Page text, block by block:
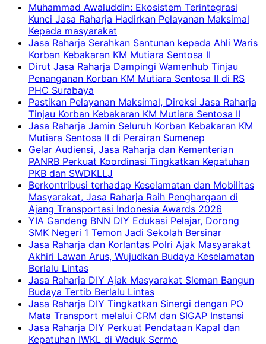
Muhammad Awaluddin: Ekosistem Terintegrasi
Kunci Jasa Raharja Hadirkan Pelayanan Maksimal
Kepada masyarakat
Jasa Raharja Serahkan Santunan kepada Ahli Waris
Korban Kebakaran KM Mutiara Sentosa II
Dirut Jasa Raharja Dampingi Wamenhub Tinjau
Penanganan Korban KM Mutiara Sentosa II di RS
PHC Surabaya
Pastikan Pelayanan Maksimal, Direksi Jasa Raharja
Tinjau Korban Kebakaran KM Mutiara Sentosa II
Jasa Raharja Jamin Seluruh Korban Kebakaran KM
Mutiara Sentosa II di Perairan Sumenep
Gelar Audiensi, Jasa Raharja dan Kementerian
PANRB Perkuat Koordinasi Tingkatkan Kepatuhan
PKB dan SWDKLLJ
Berkontribusi terhadap Keselamatan dan Mobilitas
Masyarakat, Jasa Raharja Raih Penghargaan di
Ajang Transportasi Indonesia Awards 2026
YIA Gandeng BNN DIY Edukasi Pelajar, Dorong
SMK Negeri 1 Temon Jadi Sekolah Bersinar
Jasa Raharja dan Korlantas Polri Ajak Masyarakat
Akhiri Lawan Arus, Wujudkan Budaya Keselamatan
Berlalu Lintas
Jasa Raharja DIY Ajak Masyarakat Sleman Bangun
Budaya Tertib Berlalu Lintas
Jasa Raharja DIY Tingkatkan Sinergi dengan PO
Mata Transport melalui CRM dan SIGAP Instansi
Jasa Raharja DIY Perkuat Pendataan Kapal dan
Kepatuhan IWKL di Waduk Sermo